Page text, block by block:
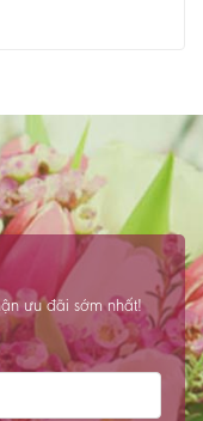
ưu đãi sớm nhất!